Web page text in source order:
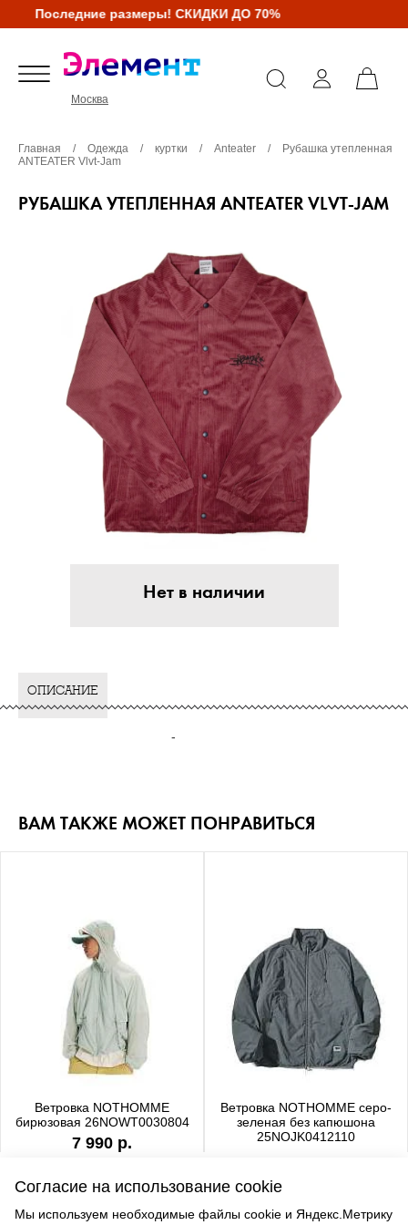
Последние размеры! СКИДКИ ДО 70%
Москва
Главная / Одежда / куртки / Anteater /
Рубашка утепленная
ANTEATER Vlvt-Jam
РУБАШКА УТЕПЛЕННАЯ ANTEATER VLVT-JAM
Нет в наличии
ОПИСАНИЕ
-
ВАМ ТАКЖЕ МОЖЕТ ПОНРАВИТЬСЯ
Ветровка NOTHOMME
бирюзовая 26NOWT0030804
7 990 р.
Ветровка NOTHOMME серо-
зеленая без капюшона
25NOJK0412110
Согласие на использование cookie
Мы используем необходимые файлы cookie и Яндекс.Метрику